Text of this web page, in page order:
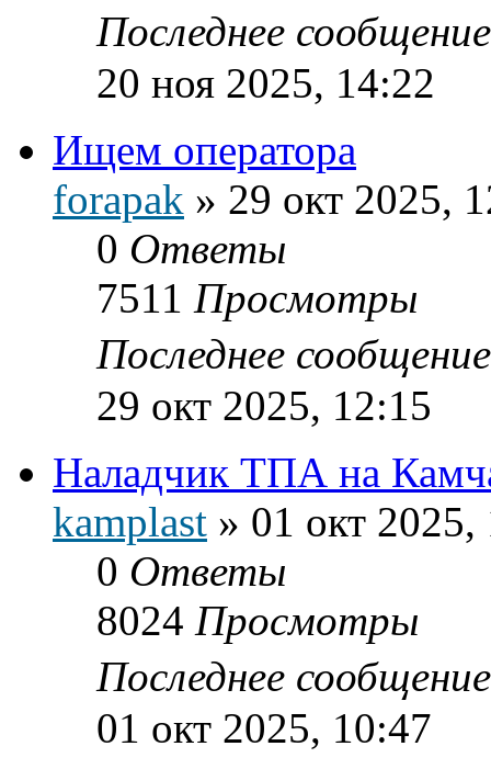
Последнее
20 ноя 2025, 14:22
Ищем оператора
forapak » 29 окт 2025,
0 Ответы
7511 Просмотры
Последнее
29 окт 2025, 12:15
Наладчик ТПА на
kamplast » 01 окт 2025,
0 Ответы
8024 Просмотры
Последнее
01 окт 2025, 10:47